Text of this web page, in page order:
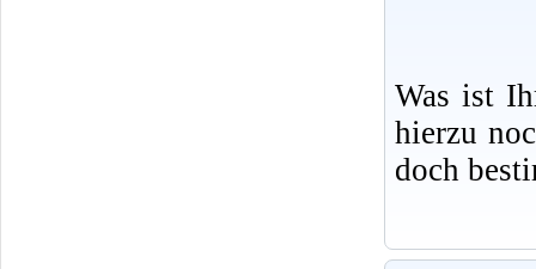
Was ist
hierzu
doch